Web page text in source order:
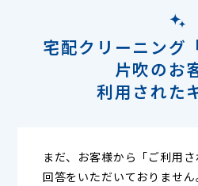
宅配クリーニング
片吹のお
利用された
まだ、お客様から「ご利用
回答をいただいておりません